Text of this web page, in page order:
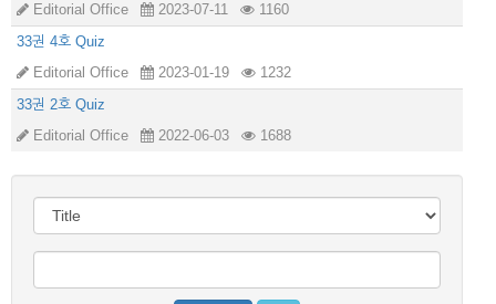
Editorial Office
2023-07-11
1160
33권 4호 Quiz
Editorial Office
2023-01-19
1232
33권 2호 Quiz
Editorial Office
2022-06-03 1688